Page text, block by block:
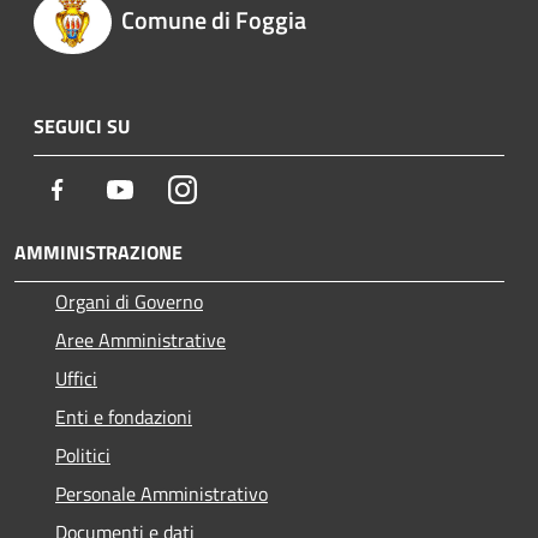
Comune di Foggia
SEGUICI SU
Facebook YoutubeInstagram
AMMINISTRAZIONE
Organi di Governo
Aree Amministrative
Uffici
Enti e fondazioni
Politici
Personale Amministrativo
Documenti e dati